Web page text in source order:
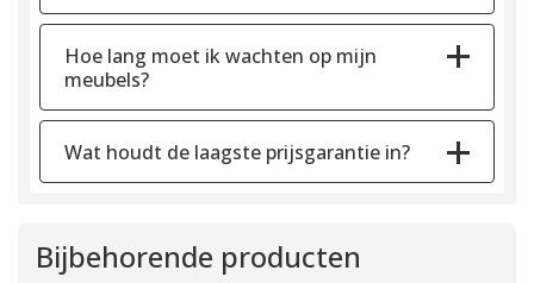
Hoe lang moet ik wachten op mijn
meubels?
Wat houdt de laagste prijsgarantie in?
Bijbehorende producten